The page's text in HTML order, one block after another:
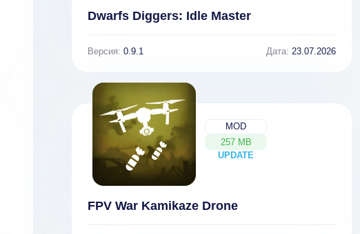
Dwarfs Diggers: Idle Master
Версия: 0.9.1 Дата: 23.07.2026
MOD
257 MB
UPDATE
NEW
FPV War Kamikaze Drone